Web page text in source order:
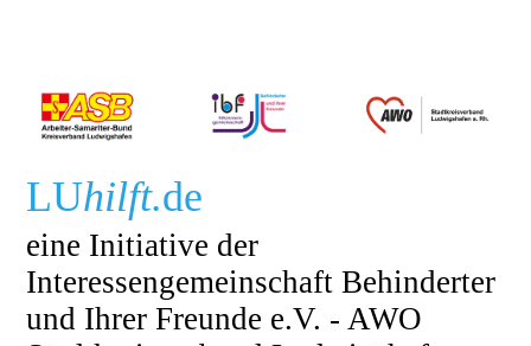
LUhilft.de
eine Initiative der
Interessengemeinschaft Behinderter
und Ihrer Freunde e.V. - AWO